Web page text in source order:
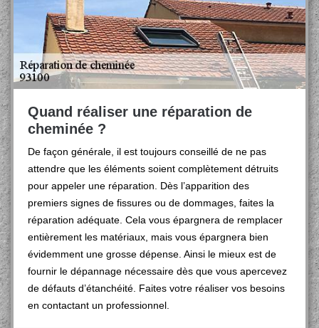
Quand réaliser une réparation de
cheminée ?
De façon générale, il est toujours conseillé de ne pas
attendre que les éléments soient complètement détruits
pour appeler une réparation. Dès l’apparition des
premiers signes de fissures ou de dommages, faites la
réparation adéquate. Cela vous épargnera de remplacer
entièrement les matériaux, mais vous épargnera bien
évidemment une grosse dépense. Ainsi le mieux est de
fournir le dépannage nécessaire dès que vous apercevez
de défauts d’étanchéité. Faites votre réaliser vos besoins
en contactant un professionnel.